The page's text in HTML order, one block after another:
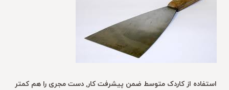
استفاده از کاردک متوسط ضمن پیشرفت کار, دست مجری را هم کمتر